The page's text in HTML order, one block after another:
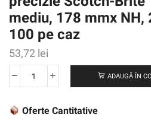
mediu, 178 mmx NH,
100 pe caz
53,72 lei
Cantitate
de
ADAUGĂ ÎN
Oferte Cantitative